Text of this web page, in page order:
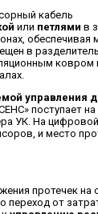
кабель
или петлями в
обеспечивая
в
ковром
управления
поступает
УК. На
и место
протечек на
переход от